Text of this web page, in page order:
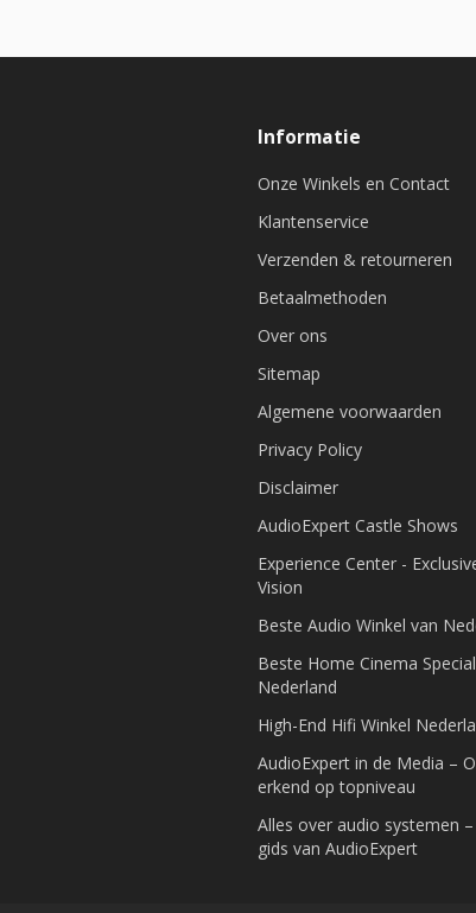
Informatie
Onze Winkels en Contact
Klantenservice
Verzenden & retourneren
Betaalmethoden
Over ons
Sitemap
Algemene voorwaarden
Privacy Policy
Disclaimer
AudioExpert Castle Shows
Experience Center -
Vision
Beste Audio Winkel van
Beste Home Cinema
Nederland
High-End Hifi Winkel
AudioExpert in de Media –
erkend op topniveau
Alles over audio systemen
gids van AudioExpert